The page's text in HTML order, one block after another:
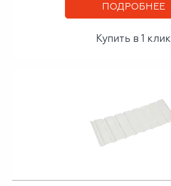
ПОДРОБНЕЕ
Купить в 1 клик